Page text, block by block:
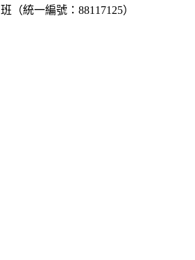
（統一編號：88117125）